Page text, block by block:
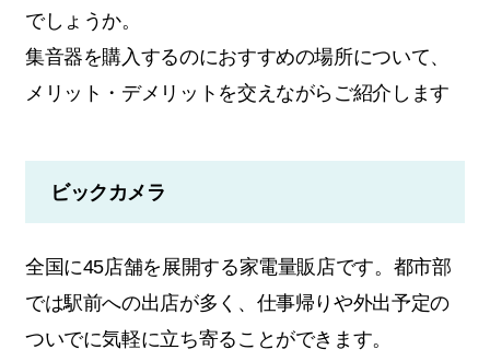
でしょうか。
集音器を購入するのにおすすめの場所について、
メリット・デメリットを交えながらご紹介します
ビックカメラ
全国に45店舗を展開する家電量販店です。都市部
では駅前への出店が多く、仕事帰りや外出予定の
ついでに気軽に立ち寄ることができます。